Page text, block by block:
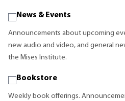
News & Events
Announcements about upcoming
new audio and video, and general
the Mises Institute.
Bookstore
Weekly book offerings.